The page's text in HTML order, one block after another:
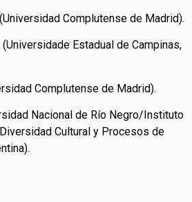
Complutense de Madrid).
(Universidade Estadual de Campinas,
Complutense de Madrid).
Nacional de Río Negro/Instituto
Cultural y Procesos de